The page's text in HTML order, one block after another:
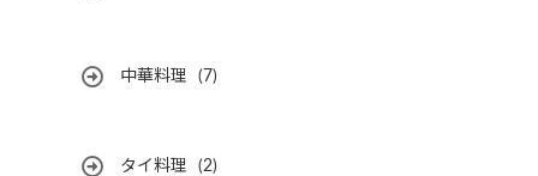
中華料理 (7)
タイ料理 (2)